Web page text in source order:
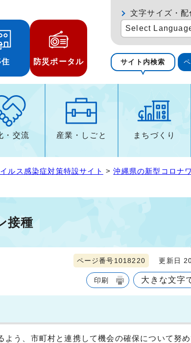
防災ポータル
文字サイズ・配
Select
サイト内検索
・交流 産業・しごと まちづくり
ルス感染症対策特設サイト >沖縄県の新型コロナ
接種
ページ番号1018220 更新日
印刷 大きな文字
う、市町村と連携して機会の確保について努め